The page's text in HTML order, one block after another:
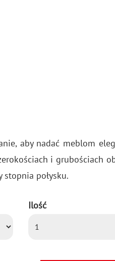
aby nadać me­blom
i gru­bo­ściach
po­ły­sku.
Ilość